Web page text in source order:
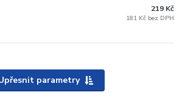
219 Kč
181 Kč bez DPH
parametry